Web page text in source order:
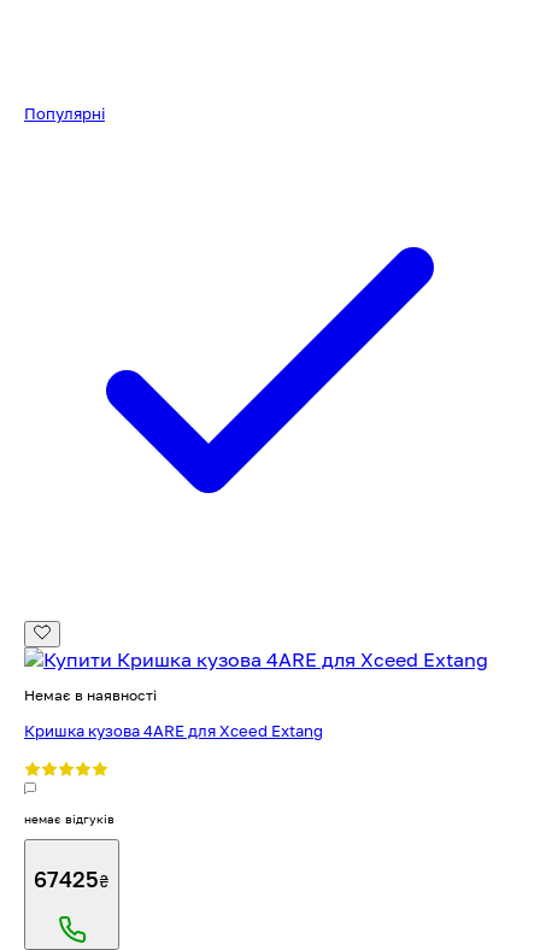
Популярні
Немає в наявності
Кришка кузова 4ARE для Xceed Extang
немає відгуків
67425₴